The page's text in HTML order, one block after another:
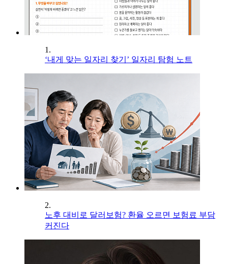
1.
‘내게 맞는 일자리 찾기’ 일자리 탐험 노트
2.
노후 대비로 달러보험? 환율 오르면 보험료 부담
커진다